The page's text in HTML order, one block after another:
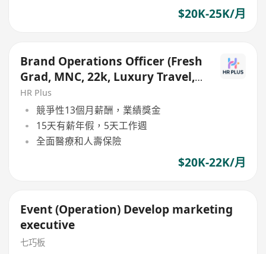
$20K-25K/月
Brand Operations Officer (Fresh
Grad, MNC, 22k, Luxury Travel,
Cosmetics)
HR Plus
競爭性13個月薪酬，業績獎金
15天有薪年假，5天工作週
全面醫療和人壽保險
$20K-22K/月
Event (Operation) Develop marketing
executive
七巧板